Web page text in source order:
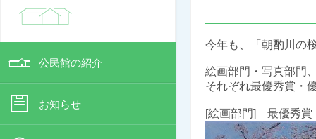
公民館の紹介
お知らせ
今年も、「朝酌川の
絵画部門・写真部門
それぞれ最優秀賞・
[絵画部門] 最優秀賞